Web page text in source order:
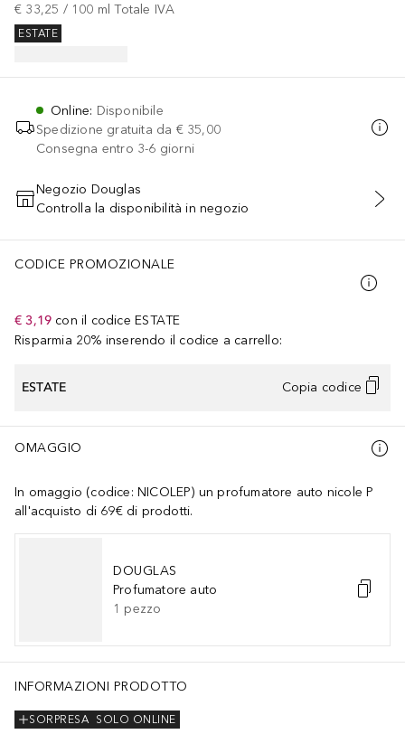
€ 33,25 / 100 ml Totale IVA
ESTATE
Online: Disponibile
Spedizione gratuita da € 35,00
Consegna entro 3-6 giorni
AGGIUNGI AL CARRELLO
Negozio Douglas
Controlla la disponibilità in negozio
CODICE PROMOZIONALE
€ 3,19 con il codice ESTATE
Risparmia 20% inserendo il codice a carrello:
ESTATE Copia codice
OMAGGIO
In omaggio (codice: NICOLEP) un profumatore auto nicole P
all'acquisto di 69€ di prodotti.
DOUGLAS
Profumatore auto
1 pezzo
INFORMAZIONI PRODOTTO
SOLO ONLINE
SORPRESA